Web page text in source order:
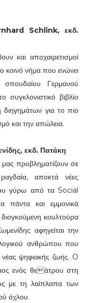
Schlink, εκδ.
και αποχαιρετισμοί
κοινό νήμα που ενώνει
σπουδαίου Γερμανού
βιβλίο
για το πιο
και την απώλεια.
εκδ. Πατάκη
προβληματίζουν σε
αποκτά νέες
του γύρω από τα Social
και εμμονικά
κουλτούρα
αφηγείται την
ανθρώπου που
νέας ψηφιακής ζωής. O
ενός θεάτρου στη
με τη λαίπλαπα των
όχλου.